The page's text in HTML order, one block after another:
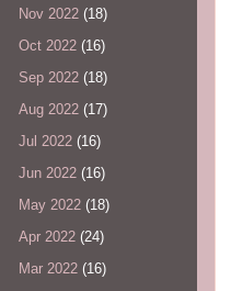
Nov 2022 (18)
Oct 2022 (16)
Sep 2022 (18)
Aug 2022 (17)
Jul 2022 (16)
Jun 2022 (16)
May 2022 (18)
Apr 2022 (24)
Mar 2022 (16)